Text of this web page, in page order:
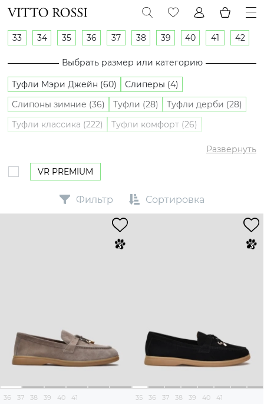
33 34 35 36 37 38 39 40 41 42
Выбрать размер или категорию
Туфли Мэри Джейн (60)
Слиперы (4)
Слипоны зимние (36)
Туфли (28)
Туфли дерби (28)
Туфли классика (222)
Туфли комфорт (26)
Слипоны (28)
Развернуть
VR PREMIUM
Фильтр Сортировка
36 37 38 39 40 41 35 36 37 38 39 40 41